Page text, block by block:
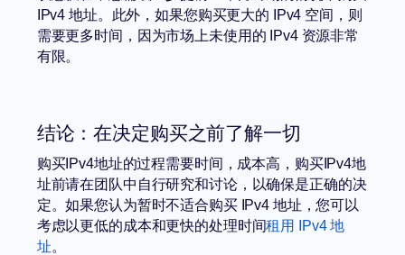
IPv4 地址。此外，如果您购买更大的 IPv4 空间，则
需要更多时间，因为市场上未使用的 IPv4 资源非常
有限。
结论：在决定购买之前了解一切
购买IPv4地址的过程需要时间，成本高，购买IPv4地
址前请在团队中自行研究和讨论，以确保是正确的决
定。如果您认为暂时不适合购买 IPv4 地址，您可以
考虑以更低的成本和更快的处理时间租用 IPv4 地
址。